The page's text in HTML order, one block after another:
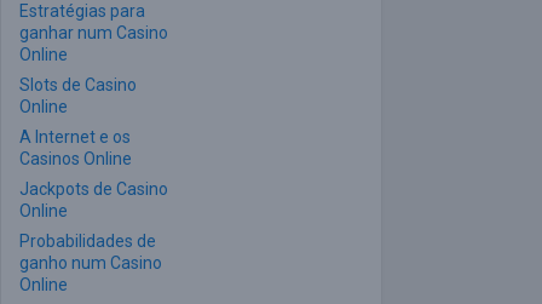
Estratégias para
ganhar num Casino
Online
Slots de Casino
Online
A Internet e os
Casinos Online
Jackpots de Casino
Online
Probabilidades de
ganho num Casino
Online